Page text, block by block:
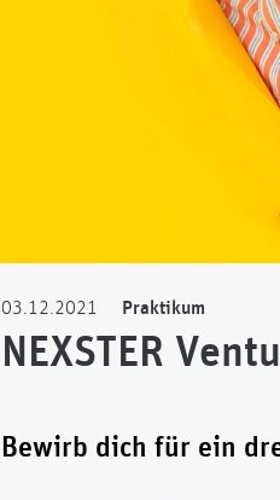
03.12.2021 Praktikum
NEXSTER
Bewirb dich für ein